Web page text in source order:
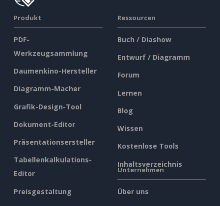
Produkt
PDF-
Werkzeugsammlung
Daumenkino-Hersteller
Diagramm-Macher
Grafik-Design-Tool
Dokument-Editor
Präsentationsersteller
Tabellenkalkulations-
Editor
Preisgestaltung
Ressourcen
Buch / Diashow
Entwurf / Diagramm
Forum
Lernen
Blog
Wissen
Kostenlose Tools
Inhaltsverzeichnis
Unternehmen
Über uns